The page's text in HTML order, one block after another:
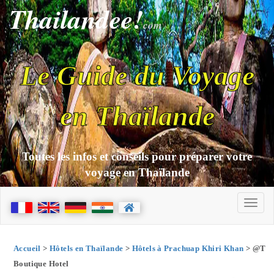
Thailandee!com
Le Guide du Voyage
en Thaïlande
Toutes les infos et conseils pour préparer votre
voyage en Thaïlande
Accueil > Hôtels en Thaïlande > Hôtels à Prachuap Khiri Khan > @T
Boutique Hotel